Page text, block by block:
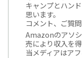
キャンプとハン
思います。
コメント、ご質
Amazonのアソ
売により収入を得
当メディアはア